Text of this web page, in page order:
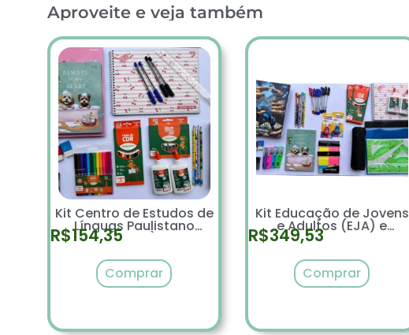
Aproveite e veja também
Kit Centro de Estudos de
Línguas Paulistano
(CELPs)
R$154,35
Comprar
Kit Educação de Jovens
e Adultos (EJA) e
Movimento de
Jovens e Adultos
(MOVA)
R$349,53
Comprar